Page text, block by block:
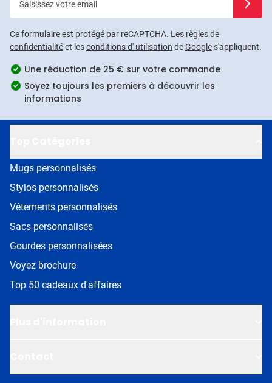
Ce formulaire est protégé par reCAPTCHA. Les règles de
confidentialitéet lesconditions d' utilisation deGoogles'appliquent.
Une réduction de 25 € sur votre commande
Soyez toujours les premiers à découvrir les
informations
Mugs personnalisés
Stylos personnalisés
Vêtements personnalisés
Sacs personnalisés
Gourdes personnalisées
Voyez brochure
Top 50 cadeaux d'affaires